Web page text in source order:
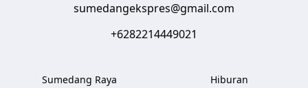
sumedangekspres@gmail.com
+6282214449021
Sumedang Raya
Hiburan